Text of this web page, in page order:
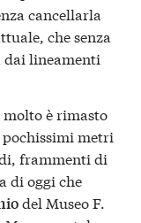
cancellarla
che senza
dai lineamenti
molto è rimasto
metri
frammenti di
di oggi che
del Museo F.